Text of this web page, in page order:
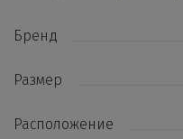
Бренд
Размер
Расположение